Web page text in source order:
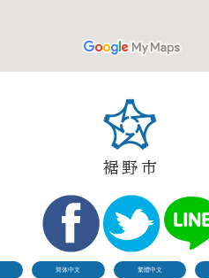
简体中文 繁體中文